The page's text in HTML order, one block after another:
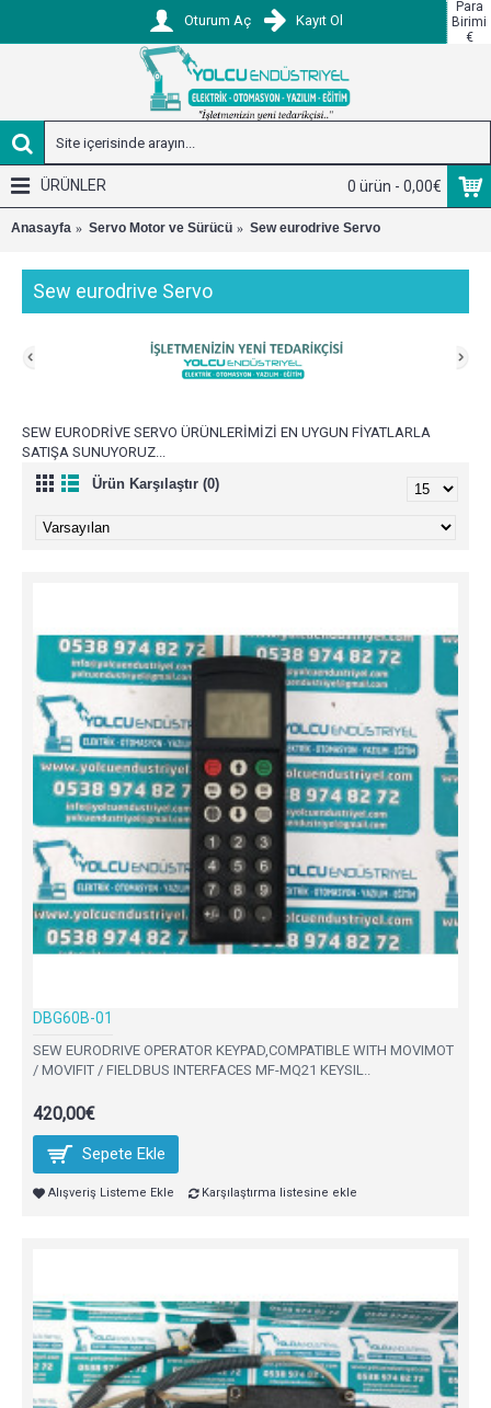
Para
Birimi
€
Oturum Aç Kayıt Ol
0 ürün - 0,00€
ÜRÜNLER
Anasayfa Servo Motor ve Sürücü Sew eurodrive Servo
Sew eurodrive Servo
SEW EURODRİVE SERVO ÜRÜNLERİMİZİ EN UYGUN FİYATLARLA
SATIŞA SUNUYORUZ...
Ürün Karşılaştır (0)
DBG60B-01
SEW EURODRIVE OPERATOR KEYPAD,COMPATIBLE WITH MOVIMOT
/ MOVIFIT / FIELDBUS INTERFACES MF-MQ21 KEYSIL..
420,00€
Sepete Ekle
Alışveriş Listeme Ekle Karşılaştırma listesine ekle